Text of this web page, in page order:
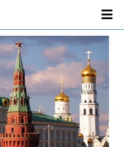
content
Toggle
Navigation
الصفحة الرئيسية
سياسة
اقتصاد
رياضة
متفرقات